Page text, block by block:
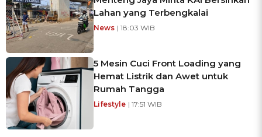
Lahan yang Terbengkalai
News | 18:03 WIB
5 Mesin Cuci Front Loading yang
Hemat Listrik dan Awet untuk
Rumah Tangga
Lifestyle | 17:51 WIB